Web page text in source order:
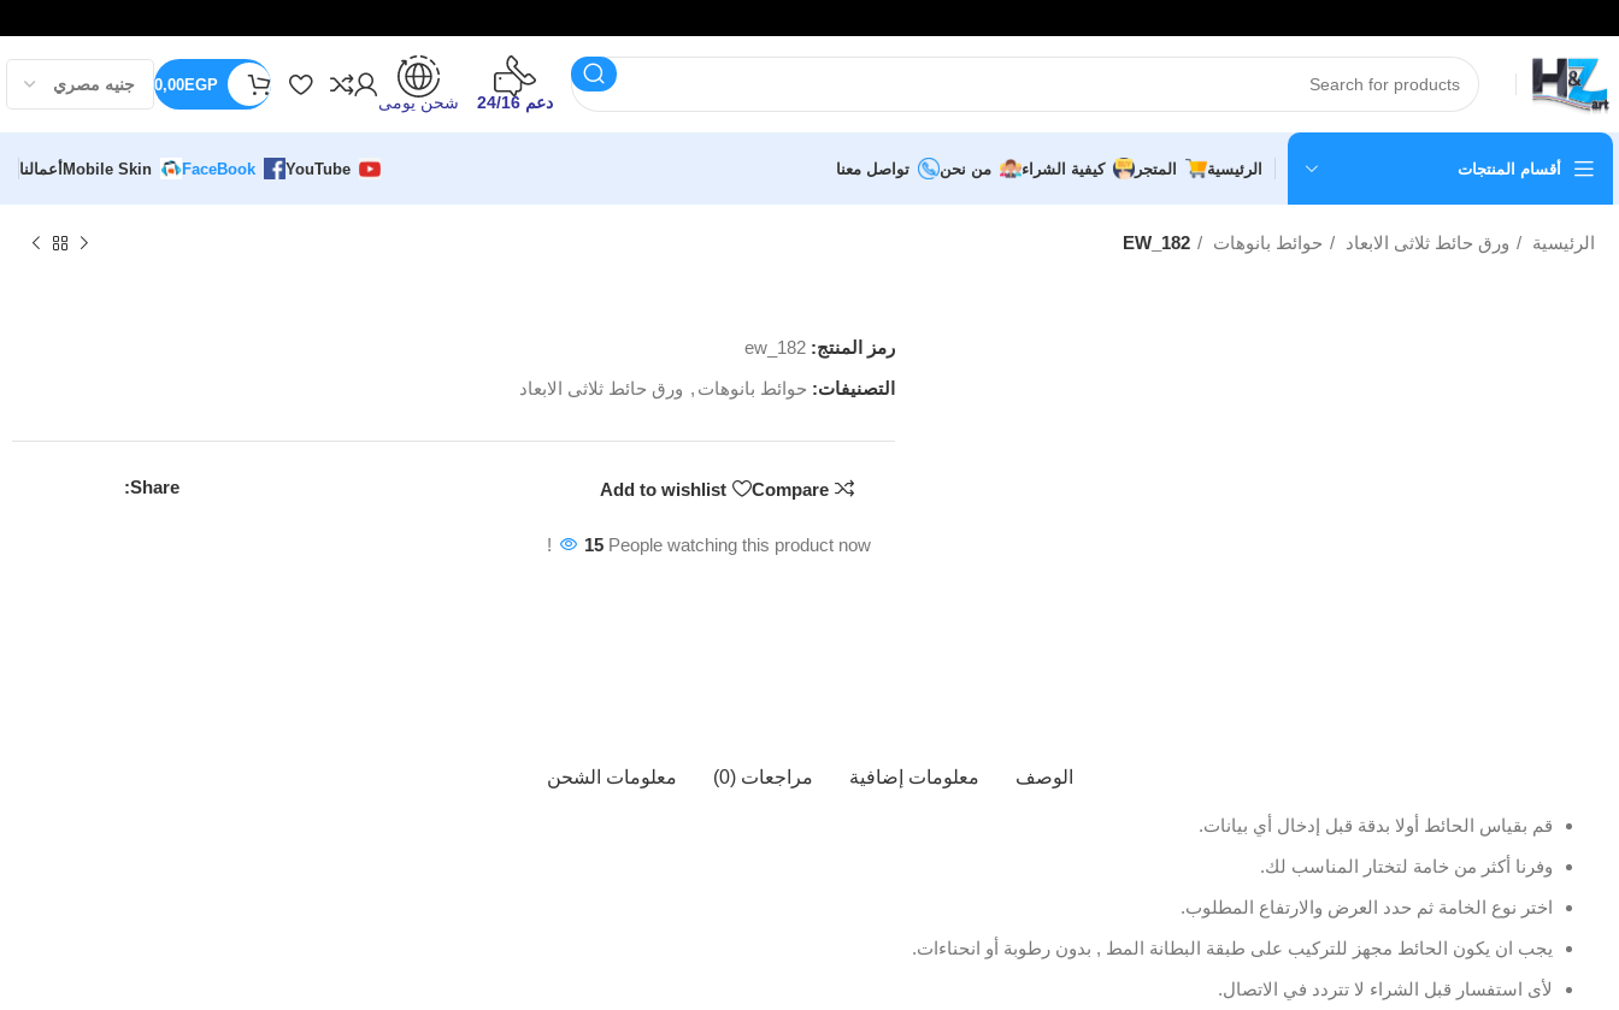
دعم 24/16 شحن يومى
0,00EGP
أقسام المنتجات الرئيسية المتجر كيفية الشراء من نحن تواصل معنا YouTube
FaceBook
Mobile Skinأعمالنا
الرئيسية ورق حائط ثلاثى الابعاد حوائط بانوهات EW_182
رمز المنتج: ew_182
التصنيفات: حوائط بانوهات , ورق حائط ثلاثى الابعاد
Compare
Add to wishlist
Share:
15 People watching this product now!
الوصف معلومات إضافية مراجعات (0) معلومات الشحن
قم بقياس الحائط أولا بدقة قبل إدخال أي بيانات.
وفرنا أكثر من خامة لتختار المناسب لك.
اختر نوع الخامة ثم حدد العرض والارتفاع المطلوب.
يجب ان يكون الحائط مجهز للتركيب على طبقة البطانة المط , بدون رطوبة أو انحناءات.
لأى استفسار قبل الشراء لا تتردد في الاتصال.